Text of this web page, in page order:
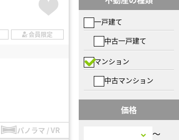
会員限定
パノラマ / VR
一戸建て
中古一戸建て
マンション
中古マンション
価格
〜